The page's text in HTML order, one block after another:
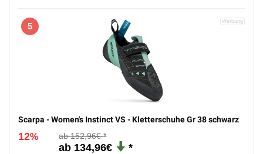
5
Scarpa - Women's Instinct VS - Kletterschuhe Gr 38 schwarz
12% 152,96€
134,96€